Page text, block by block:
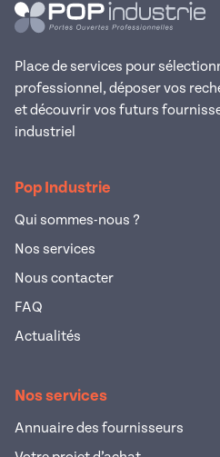
Place de services pour
professionnel, déposer vos
et découvrir vos futurs
industriel
Pop Industrie
Qui sommes-nous ?
Nos services
Nous contacter
FAQ
Actualités
Nos services
Annuaire des fournisseurs